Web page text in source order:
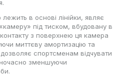
в основі лінійки, являє
під тиском, вбудовану в
з поверхнею ця камера
миттєву амортизацію та
спортсменам відчувати
зменшуючи